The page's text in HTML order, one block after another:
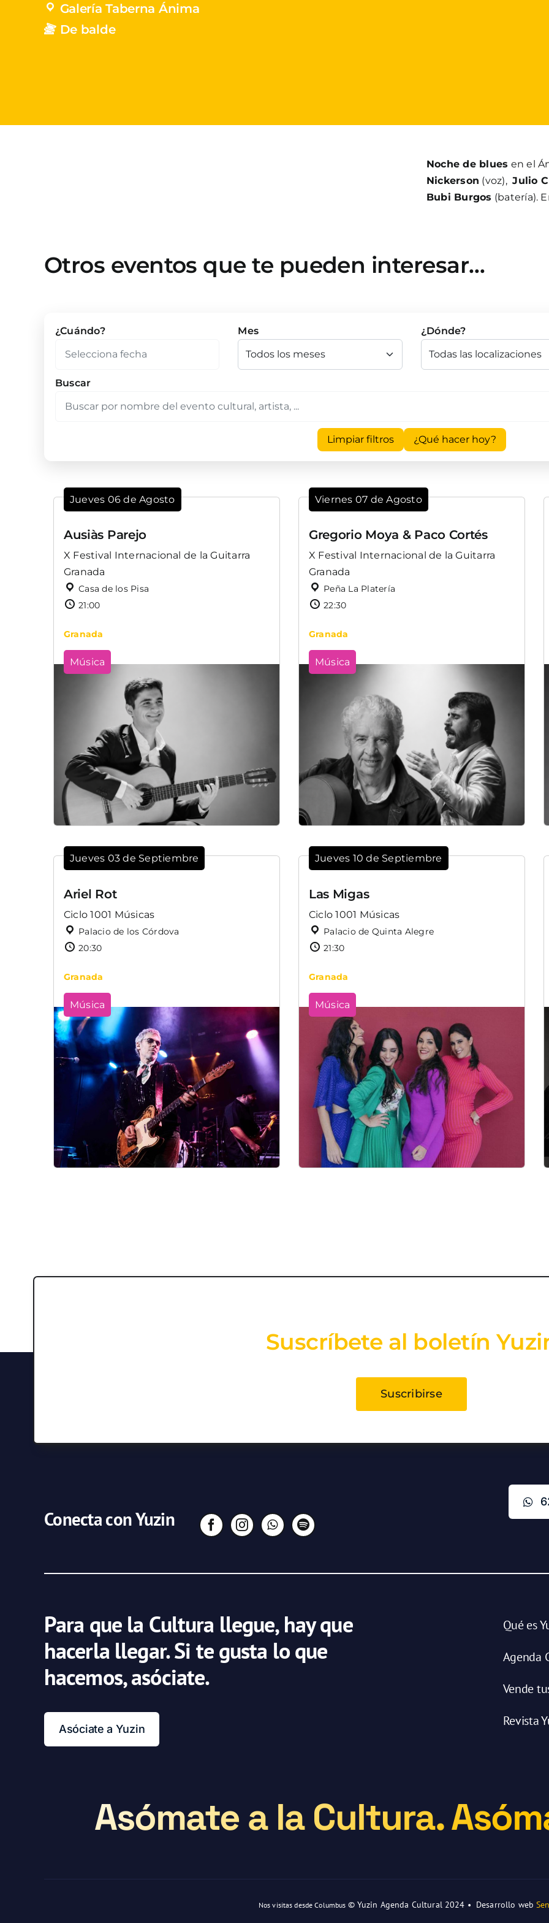
Galería Taberna Ánima
De balde
Noche de blues en el
Nickerson (voz),Julio
Bubi Burgos (batería).
Otros eventos que te pueden interesar…
¿Cuándo? Mes ¿Dónde?
Buscar
Limpiar filtros ¿Qué hacer hoy?
Jueves 06 de Agosto
Ausiàs Parejo
X Festival Internacional de la Guitarra
Granada
Casa de los Pisa
21:00
Granada
Música
Viernes 07 de Agosto
Gregorio Moya & Paco Cortés
X Festival Internacional de la Guitarra
Granada
Peña La Platería
22:30
Granada
Música
Jueves 03 de Septiembre
Ariel Rot
Ciclo 1001 Músicas
Palacio de los Córdova
20:30
Granada
Música
Jueves 10 de Septiembre
Las Migas
Ciclo 1001 Músicas
Palacio de Quinta Alegre
21:30
Granada
Música
Suscríbete al boletín
Suscribirse
Conecta con Yuzin
Para que la Cultura llegue, hay que
hacerla llegar. Si te gusta lo que
hacemos, asóciate.
Asóciate a Yuzin
Qué es
Agenda
Vende
Revista
Asómate a la Cultura.
Nos visitas desde Columbus © Yuzin Agenda Cultural 2024 • Desarrollo web